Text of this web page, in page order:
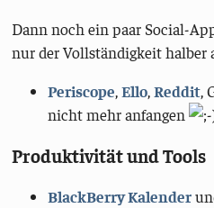
Dann noch ein paar Social-
nur der Vollständigkeit halber
Periscope,Ello,Reddit,
nicht mehr anfangen
Produktivität und Tools
BlackBerry Kalender